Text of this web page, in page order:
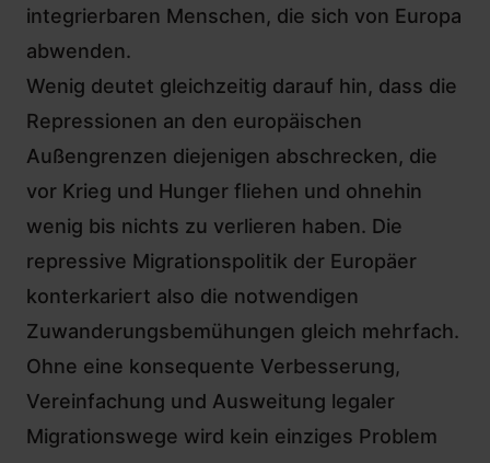
integrierbaren Menschen, die sich von Europa
abwenden.
Wenig deutet gleichzeitig darauf hin, dass die
Repressionen an den europäischen
Außengrenzen diejenigen abschrecken, die
vor Krieg und Hunger fliehen und ohnehin
wenig bis nichts zu verlieren haben. Die
repressive Migrationspolitik der Europäer
konterkariert also die notwendigen
Zuwanderungsbemühungen gleich mehrfach.
Ohne eine konsequente Verbesserung,
Vereinfachung und Ausweitung legaler
Migrationswege wird kein einziges Problem